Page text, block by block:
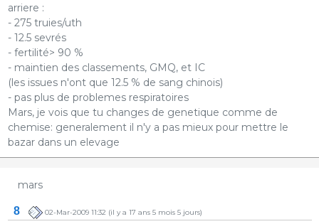
arriere :
- 275 truies/uth
- 12.5 sevrés
- fertilité> 90 %
- maintien des classements, GMQ, et IC
(les issues n'ont que 12.5 % de sang chinois)
- pas plus de problemes respiratoires
Mars, je vois que tu changes de genetique comme de
chemise: generalement il n'y a pas mieux pour mettre le
bazar dans un elevage
mars
8 02-Mar-2009 11:32 (il y a 17 ans 5 mois 5 jours)